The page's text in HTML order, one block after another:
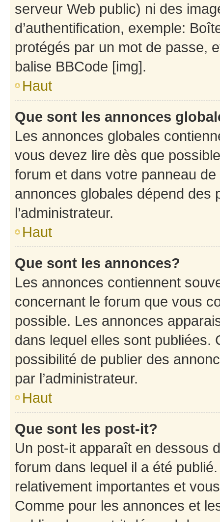
serveur Web public) ni des
d’authentification, exemple:
protégés par un mot de passe,
balise BBCode [img].
Haut
Que sont les annonces
Les annonces globales
vous devez lire dès que
forum et dans votre panneau
annonces globales dépend des
l’administrateur.
Haut
Que sont les annonces?
Les annonces contiennent
concernant le forum que vous
possible. Les annonces
dans lequel elles sont publiées.
possibilité de publier des
par l’administrateur.
Haut
Que sont les post-it?
Un post-it apparaît en dessous
forum dans lequel il a été
relativement importantes et
Comme pour les annonces et